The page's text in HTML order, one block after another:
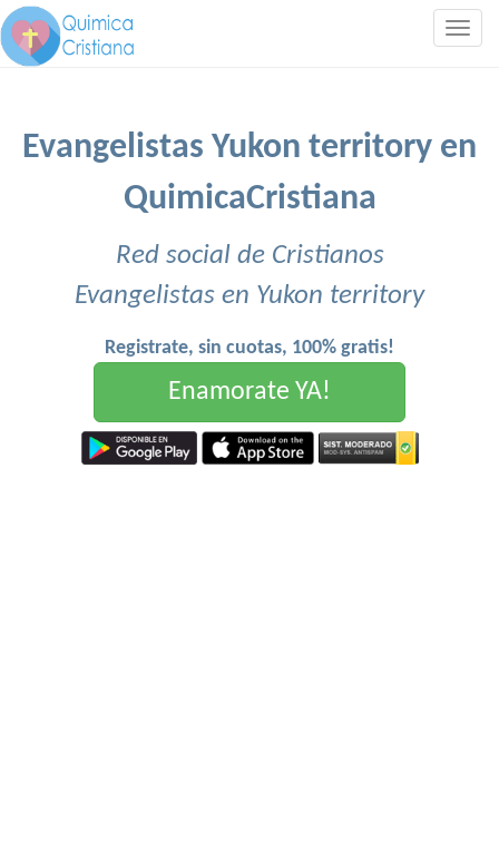
Evangelistas Yukon territory en
QuimicaCristiana
Red social de Cristianos
Evangelistas en Yukon territory
Registrate, sin cuotas, 100% gratis!
Enamorate YA!